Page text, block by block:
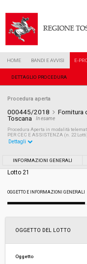
HOME BANDI E AVVISI E-
DETTAGLIO PROCEDURA
Procedura aperta
000445/2018
Fornitura
Toscana
In esame
Procedura Aperta in modalità
PER CEC E ASSISTENZA (n. 22
Tipo di contratto:
Data pubblicazione:
Svolgimento:
Responsabile attuale:
Dettagli
INFORMAZIONI GENERALI
Lotto 21
OGGETTO E INFORMAZIONI GENERALI
OGGETTO DEL LOTTO
Oggetto